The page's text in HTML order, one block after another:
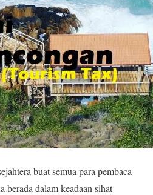
buat semua para pembaca
berada dalam keadaan sihat